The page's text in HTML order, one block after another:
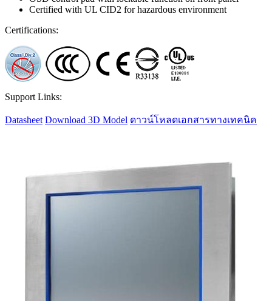
Certified with UL CID2 for hazardous environment
Certifications:
Support Links:
Datasheet Download 3D Model ดาวน์โหลดเอกสารทางเทคนิค